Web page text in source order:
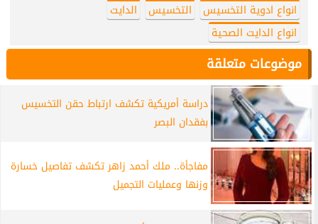
انواع ادوية التخسيس
التخسيس
الدايت
انواع الدايت الصحية
موضوعات متعلقة
دراسة أمريكية تكشف ارتباط حقن التخسيس
بفقدان البصر
مفاجأة.. ملك أحمد زاهر تكشف تفاصيل خسارة
وزنها وعمليات التجميل